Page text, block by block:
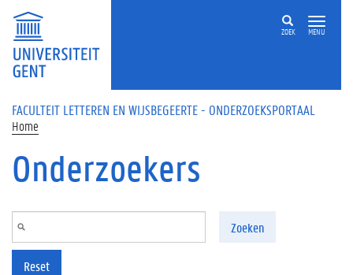
Overslaan en naar de inhoud gaan
ZOEK MENU
FACULTEIT LETTEREN EN WIJSBEGEERTE - ONDERZOEKSPORTAAL
Home
Onderzoekers
Zoeken
Reset